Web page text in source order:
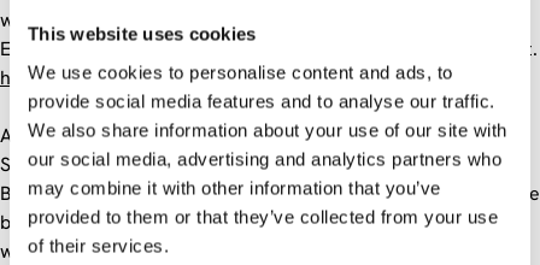
This website uses cookies
We use cookies to personalise content and ads, to
provide social media features and to analyse our traffic.
We also share information about your use of our site with
our social media, advertising and analytics partners who
may combine it with other information that you’ve
provided to them or that they’ve collected from your use
of their services.
wird mit insgesamt 10,5 Millionen finanziert, wobei die
Europäische Kommission davon 7,4 Millionen Euro beisteuert.
http://www.eu4all-project.eu
An der Umsetzung des Projekts arbeiten alle relevanten
Stakeholder im Bereich der Höheren Bildung zusammen, wie
Behindertenorganisationen, die einschlägige Industrie und die
beiden größten Bildungsinstitutionen Europas, an welchen
wiederum Tausende von behinderten und älteren